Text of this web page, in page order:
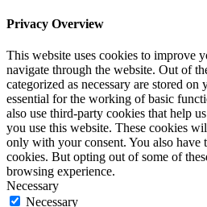
Privacy Overview
This website uses cookies to improve
navigate through the website. Out of
categorized as necessary are stored on
essential for the working of basic
also use third-party cookies that help
you use this website. These cookies
only with your consent. You also have
cookies. But opting out of some of
browsing experience.
Necessary
Necessary